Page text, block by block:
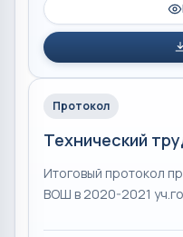
Протокол
Технический
Итоговый протокол
ВОШ в 2020-2021